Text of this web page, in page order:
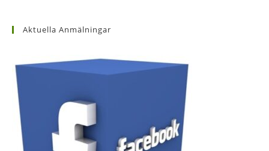
Aktuella Anmälningar